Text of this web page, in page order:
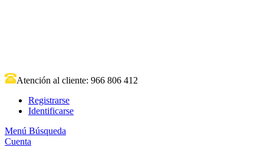
Atención al cliente: 966 806 412
Registrarse
Identificarse
Menú Búsqueda
Cuenta